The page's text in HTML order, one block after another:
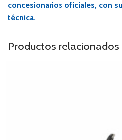
concesionarios oficiales, con
técnica.
Productos relacionados